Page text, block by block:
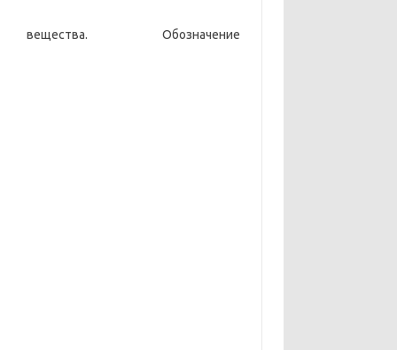
Обозначение